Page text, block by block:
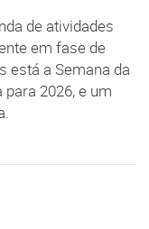
de atividades
em fase de
está a Semana da
2026, e um